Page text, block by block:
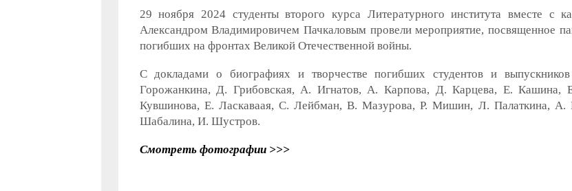
29 ноября 2024 студенты второго курса Литературного института вместе с
Александром Владимировичем Пачкаловым провели мероприятие, посвященное
погибших на фронтах Великой Отечественной войны.
С докладами о биографиях и творчестве погибших студентов и
Горожанкина, Д. Грибовская, А. Игнатов, А. Карпова, Д. Карцева, Е.
Кувшинова, Е. Ласкаваая, С. Лейбман, В. Мазурова, Р. Мишин, Л. Палаткина, А.
Шабалина, И. Шустров.
Смотреть фотографии >>>